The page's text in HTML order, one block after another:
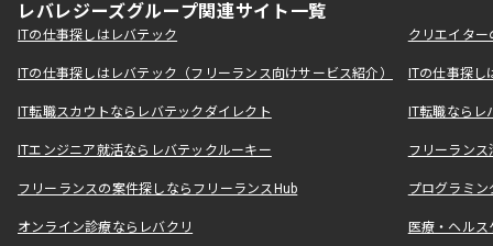
レバレジーズグループ関連サイト一覧
ITの仕事探しはレバテック クリエイタ
ITの仕事探しはレバテック（フリーランス向けサービス紹介） ITの仕事探
IT転職スカウトならレバテックダイレクト IT転職なら
ITエンジニア就活ならレバテックルーキー フリーラン
フリーランスの案件探しならフリーランスHub プログラミ
オンライン診療ならレバクリ 医療・ヘル